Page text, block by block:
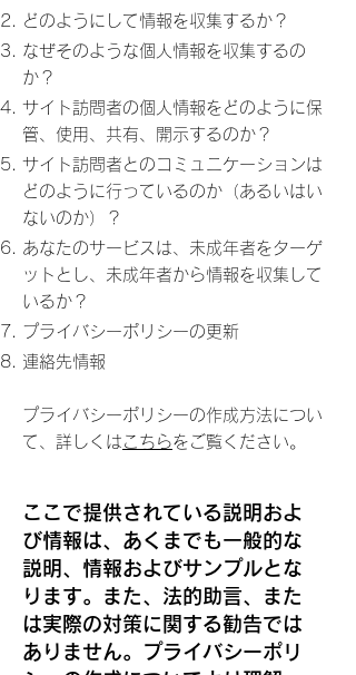
どのようにして情報を収集するか？
なぜそのような個人情報を収集するの
か？
サイト訪問者の個人情報をどのように保
管、使用、共有、開示するのか？
サイト訪問者とのコミュニケーションは
どのように行っているのか（あるいはい
ないのか）？
あなたのサービスは、未成年者をターゲ
ットとし、未成年者から情報を収集して
いるか？
プライバシーポリシーの更新
連絡先情報
プライバシーポリシーの作成方法につい
て、詳しくは こちらをご覧ください。
ここで提供されている説明およ
び情報は、あくまでも一般的な
説明、情報およびサンプルとな
ります。また、法的助言、また
は実際の対策に関する勧告では
ありません。プライバシーポリ